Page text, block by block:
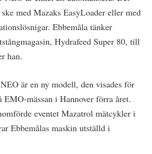
med Mazaks EasyLoader eller med
Ebbemåla tänker
Hydrafeed Super 80, till
han.
är en ny modell, den visades för
EMO-mässan i Hannover förra året.
eventet Mazatrol mätcykler i
Ebbemålas maskin utställd i